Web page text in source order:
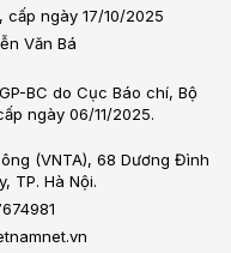
cấp ngày 17/10/2025
Văn Bá
BC do Cục Báo chí, Bộ
ngày 06/11/2025.
(VNTA), 68 Dương Đình
TP. Hà Nội.